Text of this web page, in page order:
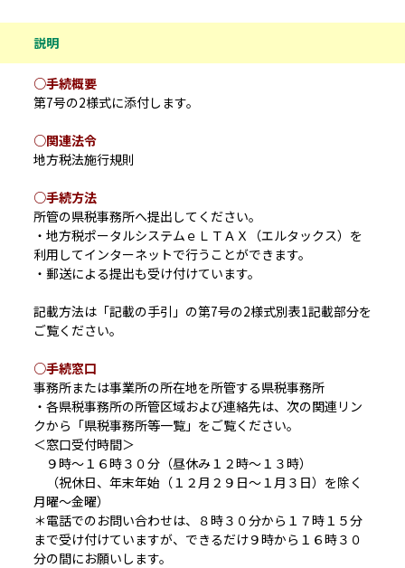
説明
○手続概要
第7号の2様式に添付します。
○関連法令
地方税法施行規則
○手続方法
所管の県税事務所へ提出してください。
・地方税ポータルシステムｅＬＴＡＸ（エルタックス）を
利用してインターネットで行うことができます。
・郵送による提出も受け付けています。
記載方法は「記載の手引」の第7号の2様式別表1記載部分を
ご覧ください。
○手続窓口
事務所または事業所の所在地を所管する県税事務所
・各県税事務所の所管区域および連絡先は、次の関連リン
クから「県税事務所等一覧」をご覧ください。
＜窓口受付時間＞
９時～１６時３０分（昼休み１２時～１３時）
（祝休日、年末年始（１２月２９日～１月３日）を除く
月曜～金曜）
＊電話でのお問い合わせは、８時３０分から１７時１５分
まで受け付けていますが、できるだけ９時から１６時３０
分の間にお願いします。